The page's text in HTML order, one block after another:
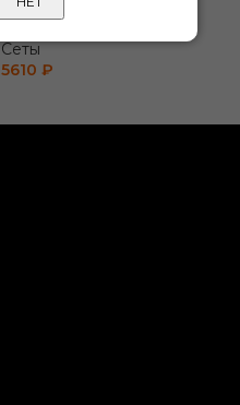
Премиум Сет
Сеты
5610 ₽